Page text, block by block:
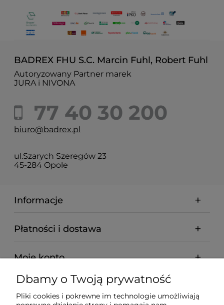
BADREX FHU S.C. Marcin Fuhl, Robert Fuhl
Autoryzowany Partner marek
JURA i NIVONA
77 40 30 200
biuro@badrex.pl
ul.Szarych Szeregów 23
45-284 Opole
Informacje
Płatności i dostawa
Moje konto
Pomoc
Dbamy o Twoją prywatność
Pliki cookies i pokrewne im technologie umożliwiają